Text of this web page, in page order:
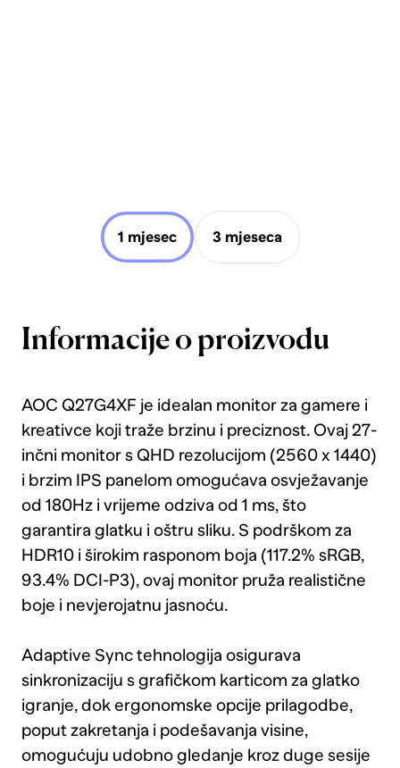
1 mjesec 3 mjeseca
Informacije o proizvodu
AOC Q27G4XF je idealan monitor za gamere i
kreativce koji traže brzinu i preciznost. Ovaj 27-
inčni monitor s QHD rezolucijom (2560 x 1440)
i brzim IPS panelom omogućava osvježavanje
od 180Hz i vrijeme odziva od 1 ms, što
garantira glatku i oštru sliku. S podrškom za
HDR10 i širokim rasponom boja (117.2% sRGB,
93.4% DCI-P3), ovaj monitor pruža realistične
boje i nevjerojatnu jasnoću.
Adaptive Sync tehnologija osigurava
sinkronizaciju s grafičkom karticom za glatko
igranje, dok ergonomske opcije prilagodbe,
poput zakretanja i podešavanja visine,
omogućuju udobno gledanje kroz duge sesije